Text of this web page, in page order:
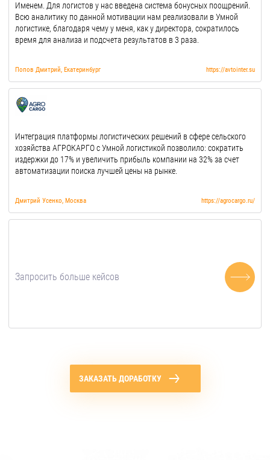
Именем. Для логистов у нас введена система бонусных поощрений.
Всю аналитику по данной мотивации нам реализовали в Умной
логистике, благодаря чему у меня, как у директора, сократилось
время для анализа и подсчета результатов в 3 раза.
Попов Дмитрий, Екатеринбург https://avtointer.su
Интеграция платформы логистических решений в сфере сельского
хозяйства АГРОКАРГО с Умной логистикой позволило: сократить
издержки до 17% и увеличить прибыль компании на 32% за счет
автоматизации поиска лучшей цены на рынке.
Дмитрий Усенко, Москва https://agrocargo.ru/
Запросить больше кейсов
ЗАКАЗАТЬ ДОРАБОТКУ